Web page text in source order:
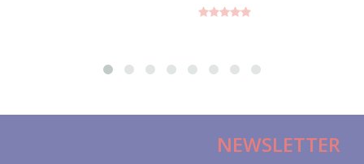
NEWSLETTER